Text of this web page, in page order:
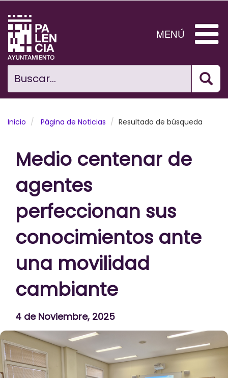
contenido
principal
Buscar...
MENÚ
Ciudad
El Ayuntamiento
Noticias
Areas municipales
Tramita
Inicio Página de Noticias Resultado de búsqueda
Medio centenar de
agentes
perfeccionan sus
conocimientos ante
una movilidad
cambiante
4 de Noviembre, 2025